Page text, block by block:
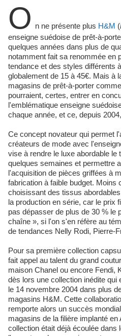
O n ne présente plus H&M (
enseigne suédoise de prêt-à-
quelques années dans plus de
notamment fait sa renommée en
tendance et des styles différents
globalement de 15 à 45€. Mais à
magasins de prêt-à-porter comme
pourraient, certes, entrer en
l'emblématique enseigne
chaque année, et ce, depuis
Ce concept novateur qui permet
créateurs de mode avec
vise à rendre le luxe abordable
quelques semaines et permettre
l'acquisition de pièces griffées à
fabrication à faible budget. Moins
choisissant des tissus
la production en série, car le prix
pas dépasser de plus de 30 % le
chaîne », si l'on s'en réfère au
de tendances Nelly Rodi, Pierre-
Pour sa première collection
fait appel au talent du grand
maison Chanel ou encore Fendi,
dès lors une collection inédite qui
le 14 novembre 2004 dans plus
magasins H&M. Cette
remporte alors un succès
magasins de la filière implanté en
collection était déjà écoulée dans